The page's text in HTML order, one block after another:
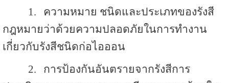
1.
ความหมาย ชนิดและประเภทของรังสี
กฎหมายว่าด้วยความปลอดภัยในการทำงาน
เกี่ยวกับรังสีชนิดก่อไอออน
2.
การป้องกันอันตรายจากรังสีการ